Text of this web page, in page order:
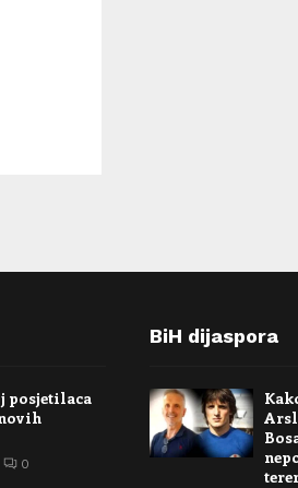
posjetilaca
0
BiH dijaspora